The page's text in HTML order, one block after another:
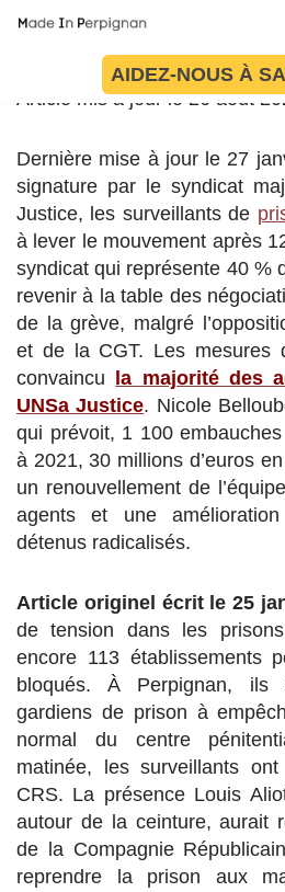
AIDEZ-NOUS À
Article mis à jour le 26 août
Dernière mise à jour le 27
signature par le syndicat
Justice, les surveillants de
à lever le mouvement après
syndicat qui représente 40 %
revenir à la table des
de la grève, malgré
et de la CGT. Les mesures
convaincu
la majorité des
UNSa Justice. Nicole
qui prévoit, 1 100 embauches
à 2021, 30 millions d’euros
un renouvellement de
agents et une
détenus radicalisés.
Article originel écrit le 25
de tension dans les
encore 113 établissements
bloqués. À Perpignan, ils
gardiens de prison à
normal du centre
matinée, les surveillants
CRS. La présence Louis
autour de la ceinture, aurait
de la Compagnie
reprendre la prison aux